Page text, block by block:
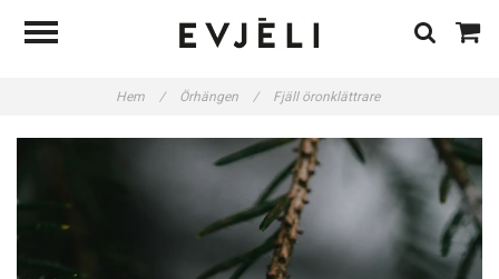
Hem / Örhängen / Fjäll öronklättrare